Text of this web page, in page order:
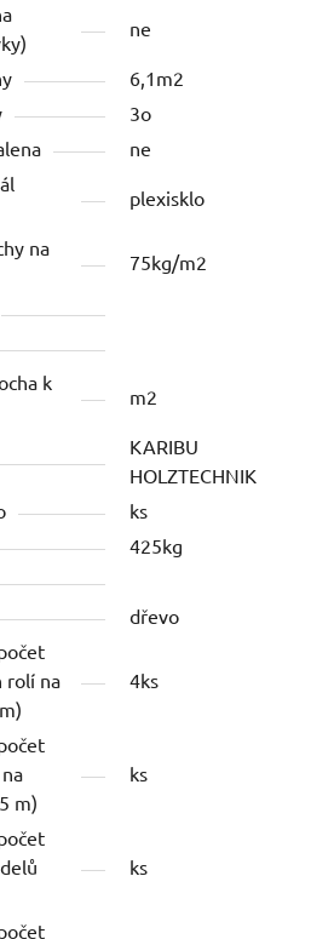
ne
6,1m2
3o
ne
plexisklo
na
75kg/m2
k
m2
KARIBU
HOLZTECHNIK
ks
425kg
dřevo
rolí na
4ks
m)
ks
ks